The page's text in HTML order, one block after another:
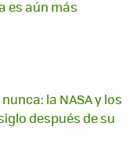
es aún más
la NASA y los
después de su